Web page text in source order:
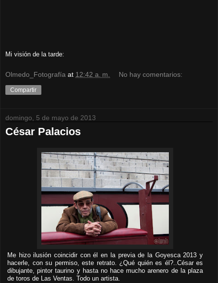
Mi visión de la tarde:
Olmedo_Fotografía at 12:42 a. m. No hay comentarios:
Compartir
domingo, 5 de mayo de 2013
César Palacios
Me hizo ilusión coincidir con él en la previa de la Goyesca 2013 y
hacerle, con su permiso, este retrato. ¿Qué quién es él?..César es
dibujante, pintor taurino y hasta no hace mucho arenero de la plaza
de toros de Las Ventas. Todo un artista.